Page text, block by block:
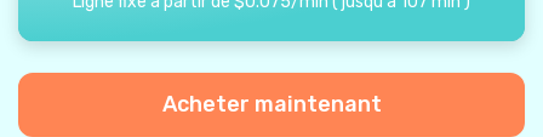
Acheter maintenant